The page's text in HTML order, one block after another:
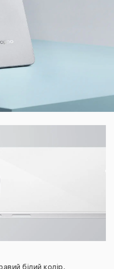
білий колір,